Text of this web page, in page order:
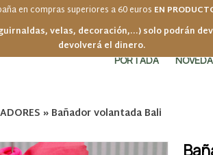
en compras superiores a 60 euros EN
velas, decoración,...) solo podrán
devolverá el dinero.
PORTADA
» Bañador volantada Bali